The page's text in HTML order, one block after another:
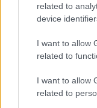
related to
device
I want to allow
related to
I want to allow
related to